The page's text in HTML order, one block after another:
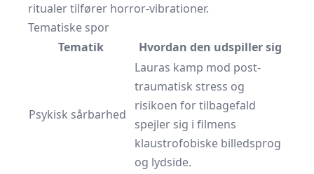
ritualer tilfører horror-vibrationer.
Tematiske spor
Tematik
Hvordan den udspiller sig
Psykisk sårbarhed
Lauras kamp mod post-
traumatisk stress og
risikoen for tilbagefald
spejler sig i filmens
klaustrofobiske billedsprog
og lydside.